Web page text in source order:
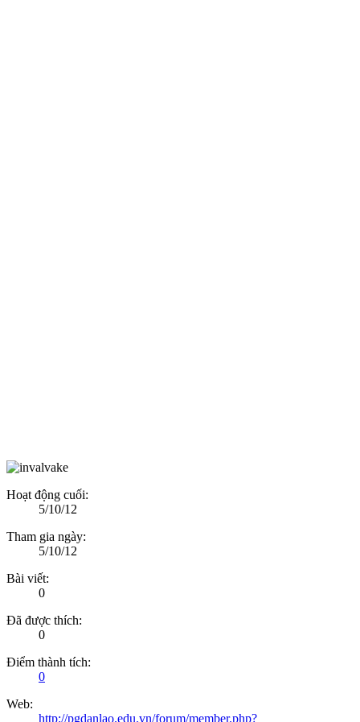
Hoạt động cuối:
5/10/12
Tham gia ngày:
5/10/12
Bài viết:
0
Đã được thích:
0
Điểm thành tích:
0
Web:
http://pgdanlao.edu.vn/forum/member.php?